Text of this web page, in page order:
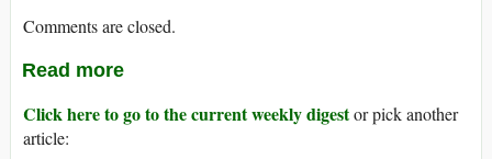
Comments are closed.
Read more
Click here to go to the current weekly digestor pick another
article: